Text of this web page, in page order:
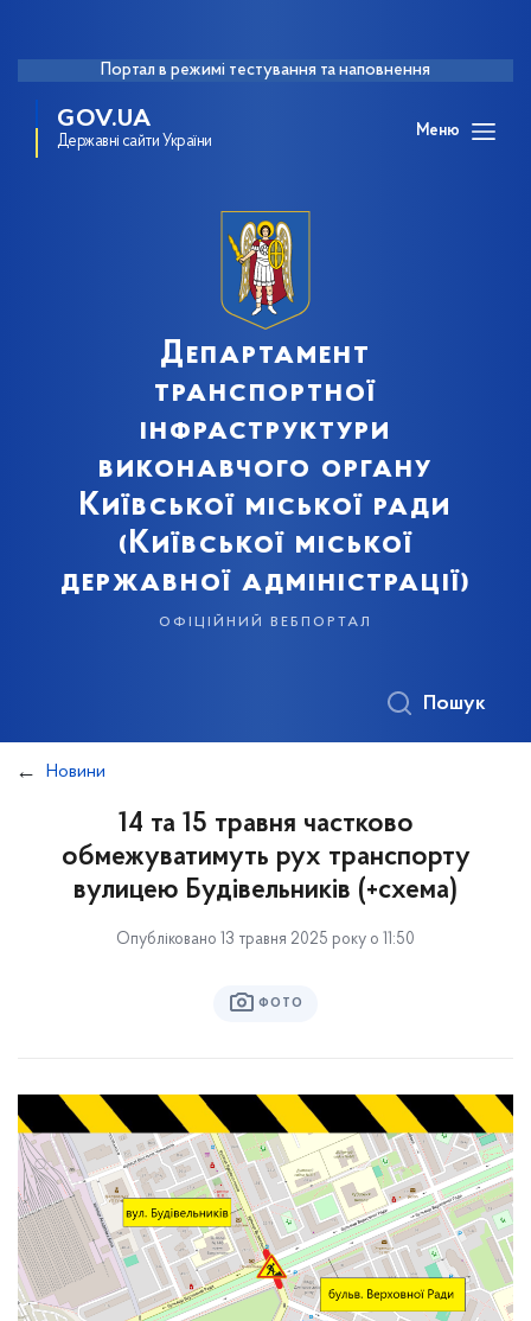
Портал в режимі тестування та наповнення
GOV.UA
Державні сайти України
Меню
Департамент
транспортної
інфраструктури
виконавчого органу
Київської міської ради
(Київської міської
державної адміністрації)
офіційний вебпортал
Пошук
Новини
14 та 15 травня частково
обмежуватимуть рух транспорту
вулицею Будівельників (+схема)
Опубліковано 13 травня 2025 року о 11:50
ФОТО